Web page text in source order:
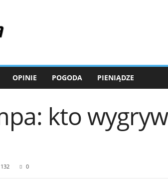
OPINIE POGODA PIENIĄDZE
kto
132 0